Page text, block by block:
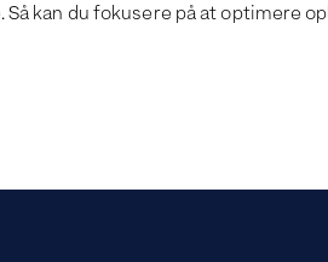
kan du fokusere på at